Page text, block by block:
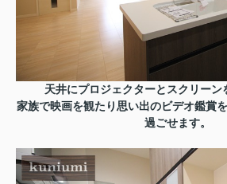
天井にプロジェクターとスクリーン
家族で映画を観たり思い出のビデオ鑑賞
過ごせます。